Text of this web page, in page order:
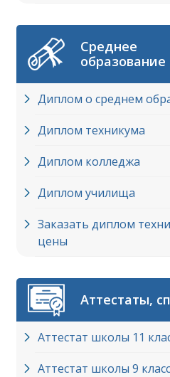
Среднее
образование
Диплом о среднем
Диплом техникума
Диплом колледжа
Диплом училища
Заказать диплом
цены
Аттестаты,
Аттестат школы 11
Аттестат школы 9